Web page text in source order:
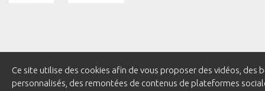
Pied
MENTIONS LÉGALES CRÉDITS GESTION DES COOKIES
Ce site utilise des cookies afin de vous proposer des vidéos,
personnalisés, des remontées de contenus de plateformes